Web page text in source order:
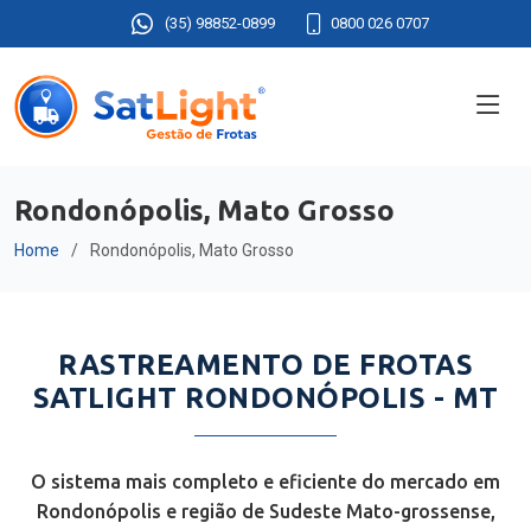
(35) 98852-0899 0800 026 0707
Rondonópolis, Mato Grosso
Home Rondonópolis, Mato Grosso
RASTREAMENTO DE FROTAS
SATLIGHT RONDONÓPOLIS - MT
O sistema mais completo e eficiente do mercado em
Rondonópolis e região de Sudeste Mato-grossense,